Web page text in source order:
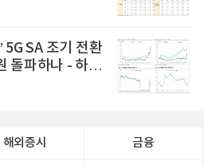
5G SA 조기 전환
돌파하나 - 하나
해외증시 금융